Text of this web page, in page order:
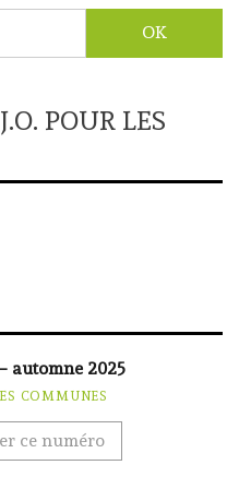
POUR LES
automne 2025
COMMUNES
ce numéro